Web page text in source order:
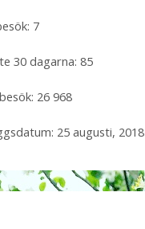
7
30 dagarna: 85
26 968
25 augusti, 2018